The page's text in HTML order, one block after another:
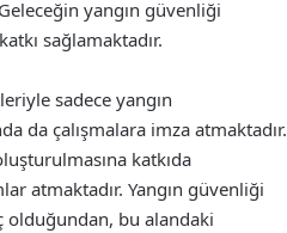
yangın güvenliği
sağlamaktadır.
sadece yangın
da çalışmalara imza atmaktadır.
katkıda
atmaktadır. Yangın güvenliği
olduğundan, bu alandaki